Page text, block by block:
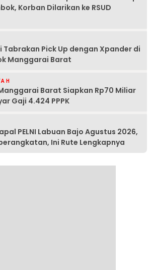
Korban Dilarikan ke RSUD
Tabrakan Pick Up dengan Xpander di
Manggarai Barat
Barat Siapkan Rp70 Miliar
Gaji 4.424 PPPK
PELNI Labuan Bajo Agustus 2026,
Ini Rute Lengkapnya